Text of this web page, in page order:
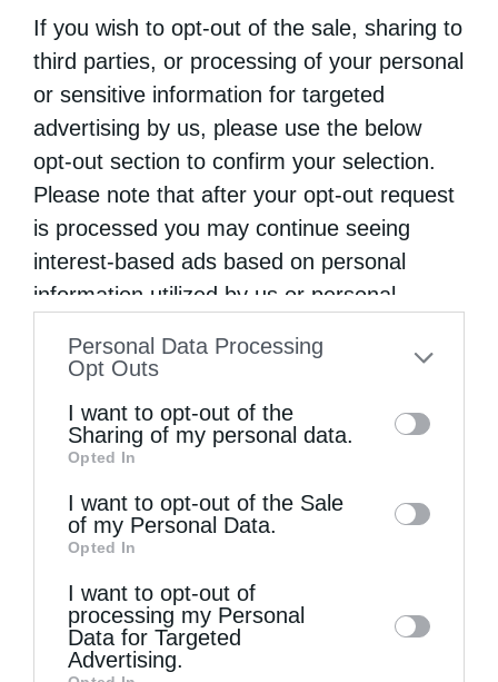
If you wish to opt-out of the sale, sharing to
third parties, or processing of your personal
or sensitive information for targeted
advertising by us, please use the below
opt-out section to confirm your selection.
Please note that after your opt-out request
is processed you may continue seeing
interest-based ads based on personal
information utilized by us or personal
to your opt-out. You may separately opt-out
information by third parties on the IAB’s list
of downstream participants. This
information may also be disclosed by us to
third parties on theIAB’s List of
Downstream Participants
disclose it to other third parties.
Personal Data Processing
Opt Outs
I want to opt-out of the
Sharing of my personal data.
Opted In
I want to opt-out of the Sale
of my Personal Data.
Opted In
I want to opt-out of
processing my Personal
Data for Targeted
Advertising.
Πατριαρχικού Εξάρχου Πάτμου και του
Καθηγουμένου της Ιεράς Μονής …
Πατριαρχεία
Η Εορτή των Αγίων Αποστόλων Πέτρου και
Παύλου στα Ιεροσόλυμα
ikivotos 14 Ιουλίου 2026